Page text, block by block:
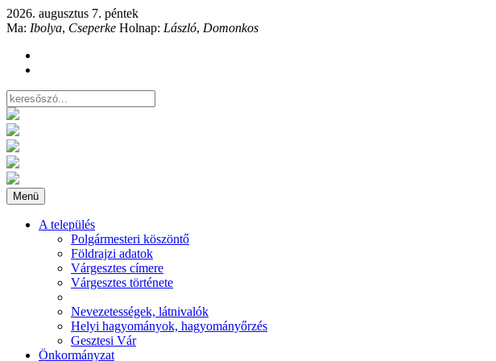
2026. augusztus 7. péntek
Ma: Ibolya, Cseperke Holnap: László, Domonkos
Menü
A település
Polgármesteri köszöntő
Földrajzi adatok
Várgesztes címere
Várgesztes története
Nevezetességek, látnivalók
Helyi hagyományok, hagyományőrzés
Gesztesi Vár
Önkormányzat